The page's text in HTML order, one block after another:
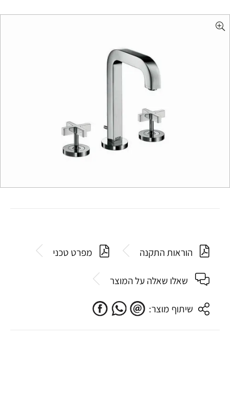
הוראות התקנה מפרט טכני
שאלו שאלה על המוצר
שיתוף מוצר: